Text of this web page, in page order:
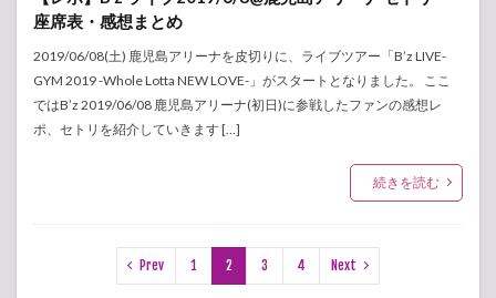
座席表・感想まとめ
2019/06/08(土) 鹿児島アリーナを皮切りに、ライブツアー「B’z LIVE-
GYM 2019 -Whole Lotta NEW LOVE-」がスタートとなりました。 ここ
ではB’z 2019/06/08 鹿児島アリーナ(初日)に参戦したファンの感想レ
ポ、セトリを紹介していきます […]
続きを読む
Prev 1 2 3 4 Next